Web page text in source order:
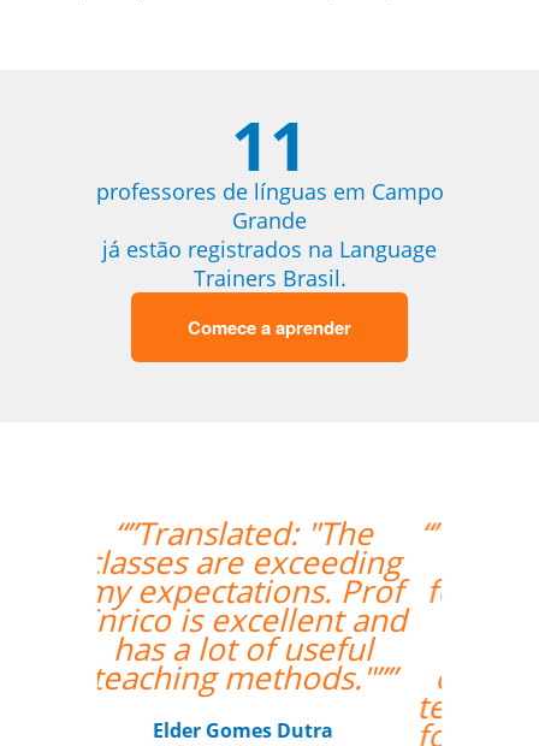
11
professores de línguas em Campo
Grande
já estão registrados na Language
Trainers Brasil.
Comece a aprender
“”Os procedimentos da
Language Trainers
foram bastante fáceis.
Ser capaz de
coordenar as aulas
com o professor que
tem relativa autonomia
foi uma grande ajuda.””